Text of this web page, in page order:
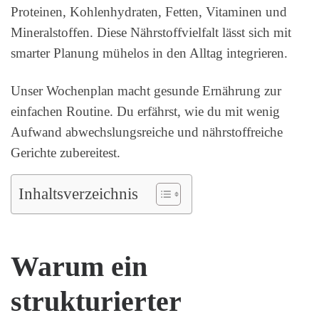
Proteinen, Kohlenhydraten, Fetten, Vitaminen und
Mineralstoffen. Diese Nährstoffvielfalt lässt sich mit
smarter Planung mühelos in den Alltag integrieren.
Unser Wochenplan macht gesunde Ernährung zur
einfachen Routine. Du erfährst, wie du mit wenig
Aufwand abwechslungsreiche und nährstoffreiche
Gerichte zubereitest.
Inhaltsverzeichnis
Warum ein
strukturierter